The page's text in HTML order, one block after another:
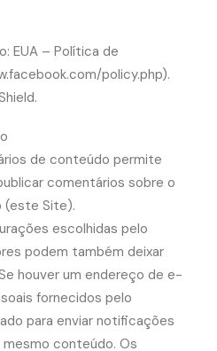
EUA – Política de
policy.php).
de conteúdo permite
comentários sobre o
(este Site).
escolhidas pelo
podem também deixar
houver um endereço de e-
fornecidos pelo
para enviar notificações
conteúdo. Os